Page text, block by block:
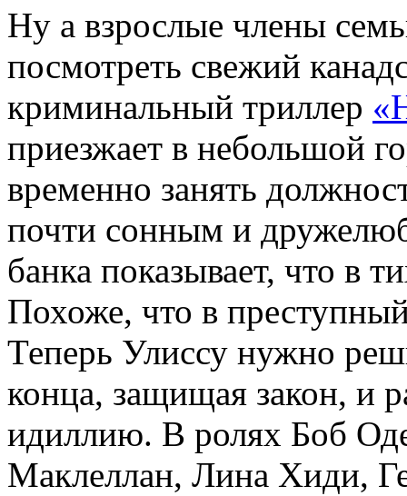
Ну а взрослые члены
посмотреть свежий
криминальный триллер
приезжает в небольшой
временно занять
почти сонным и
банка показывает, что в
Похоже, что в
Теперь Улиссу нужно
конца, защищая закон, и
идиллию. В ролях Боб
Маклеллан, Лина Хиди,